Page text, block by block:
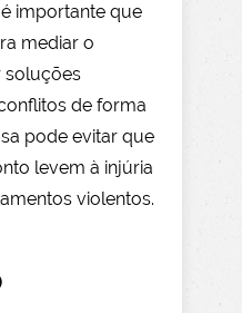
importante que
mediar o
soluções
de forma
pode evitar que
levem à injúria
violentos.